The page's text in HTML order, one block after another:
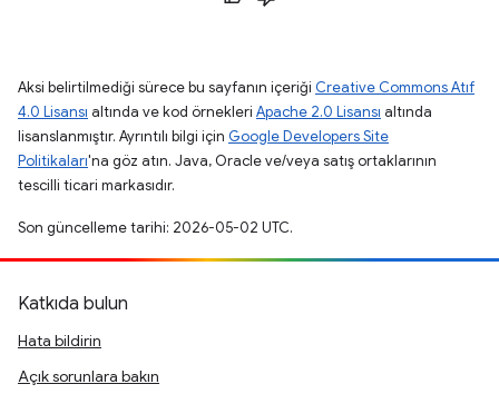
Aksi belirtilmediği sürece bu sayfanın içeriği Creative Commons Atıf
4.0 Lisansı altında ve kod örnekleri Apache 2.0 Lisansı altında
lisanslanmıştır. Ayrıntılı bilgi için Google Developers Site
Politikaları'na göz atın. Java, Oracle ve/veya satış ortaklarının
tescilli ticari markasıdır.
Son güncelleme tarihi: 2026-05-02 UTC.
Katkıda bulun
Hata bildirin
Açık sorunlara bakın